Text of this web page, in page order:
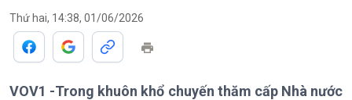
Thứ hai, 14:38, 01/06/2026
VOV1 -Trong khuôn khổ chuyến thăm cấp Nhà nước